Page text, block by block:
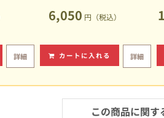
6,050 円（税込）
詳細 カートに入れる 詳細
この商品に関